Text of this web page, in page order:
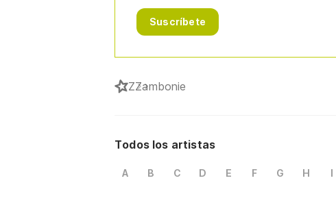
Suscríbete
ZZambonie
Todos los artistas
A B C D E F G H I